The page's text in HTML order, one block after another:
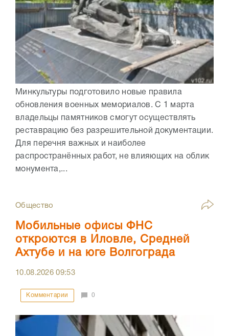
Минкультуры подготовило новые правила
обновления военных мемориалов. С 1 марта
владельцы памятников смогут осуществлять
реставрацию без разрешительной документации.
Для перечня важных и наиболее
распространённых работ, не влияющих на облик
монумента,...
Общество
Мобильные офисы ФНС
откроются в Иловле, Средней
Ахтубе и на юге Волгограда
10.08.202609:53
Комментарии 0